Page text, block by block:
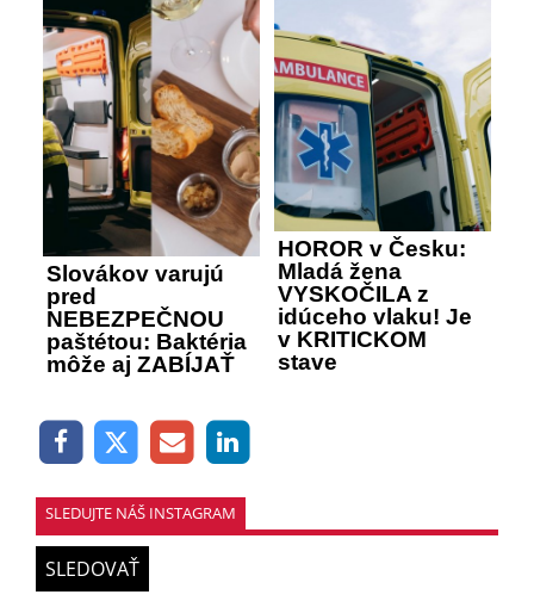
Slovákov varujú
pred
NEBEZPEČNOU
paštétou: Baktéria
môže aj ZABÍJAŤ
HOROR v Česku:
Mladá žena
VYSKOČILA z
idúceho vlaku! Je
v KRITICKOM
stave
SLEDUJTE NÁŠ INSTAGRAM
SLEDOVAŤ